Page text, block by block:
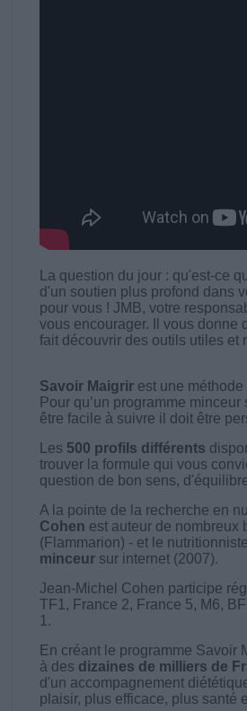
La question du jour : qu'est-ce
d'un soutien plus profond dans
pour vous ! JMB, votre
vous encourager. Il vous donne
fait découvrir des outils utiles et
Savoir Maigrirest une méthode
Pour qu’un programme
être facile à suivre il doit être
Les 500 profils différents
trouver la formule qui vous
question de bon sens,
A la pointe de la recherche en
Cohen est auteur de nombreux
(Flammarion) - et le
minceursur internet (2007).
Jean-Michel Cohen participe
TF1, France 2, France 5, M6,
1.
En créant le programme Savoir
à des dizaines de milliers de
d'un accompagnement
plaisir, plus efficace, plus santé